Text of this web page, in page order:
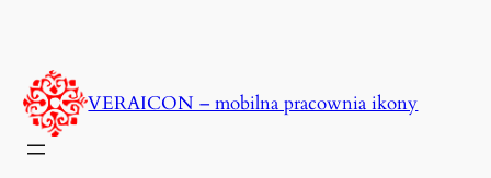
treści
VERAICON – mobilna pracownia ikony